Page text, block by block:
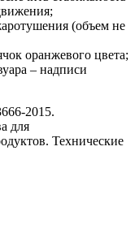
(объем не
оранжевого цвета;
– надписи
2015.
для
Технические